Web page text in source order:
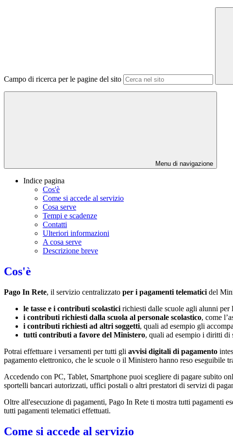
Campo di ricerca per le pagine del sito
Menu di navigazione
Indice pagina
Cos'è
Come si accede al servizio
Cosa serve
Tempi e scadenze
Contatti
Ulteriori informazioni
A cosa serve
Descrizione breve
Cos'è
Pago In Rete, il servizio centralizzato per i pagamenti telematici del
le tasse e i contributi scolastici richiesti dalle scuole agli alunni per
i contributi richiesti dalla scuola al personale scolastico, come
i contributi richiesti ad altri soggetti, quali ad esempio gli
tutti contributi a favore del Ministero, quali ad esempio i diritti di
Potrai effettuare i versamenti per tutti gli avvisi digitali di pagamento
pagamento elettronico, che le scuole o il Ministero hanno reso eseguibile
Accedendo con PC, Tablet, Smartphone puoi scegliere di pagare subito
sportelli bancari autorizzati, uffici postali o altri prestatori di servizi di
Oltre all'esecuzione di pagamenti, Pago In Rete ti mostra tutti pagamenti
tutti pagamenti telematici effettuati.
Come si accede al servizio